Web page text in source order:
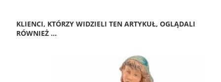
KLIENCI, KTÓRZY WIDZIELI TEN ARTYKUŁ, OGLĄDALI
RÓWNIEŻ ...